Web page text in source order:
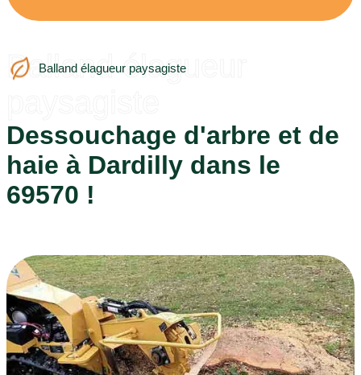
Balland élagueur paysagiste
Balland élagueur
Dessouchage d'arbre et de
haie à Dardilly dans le
69570 !